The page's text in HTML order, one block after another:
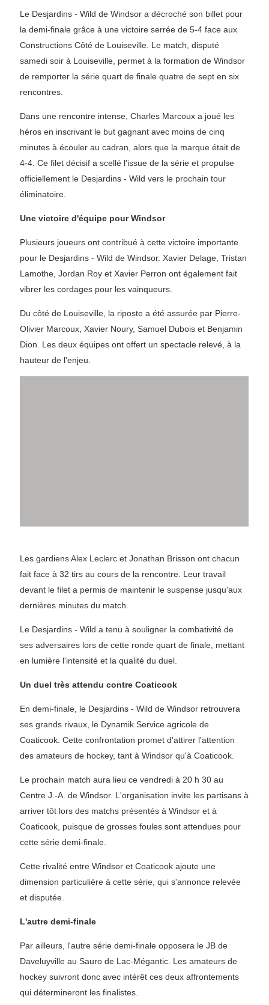
Le Desjardins - Wild de Windsor a décroché son billet pour
la demi-finale grâce à une victoire serrée de 5-4 face aux
Constructions Côté de Louiseville. Le match, disputé
samedi soir à Louiseville, permet à la formation de Windsor
de remporter la série quart de finale quatre de sept en six
rencontres.
Dans une rencontre intense, Charles Marcoux a joué les
héros en inscrivant le but gagnant avec moins de cinq
minutes à écouler au cadran, alors que la marque était de
4-4. Ce filet décisif a scellé l'issue de la série et propulse
officiellement le Desjardins - Wild vers le prochain tour
éliminatoire.
Une victoire d'équipe pour Windsor
Plusieurs joueurs ont contribué à cette victoire importante
pour le Desjardins - Wild de Windsor. Xavier Delage, Tristan
Lamothe, Jordan Roy et Xavier Perron ont également fait
vibrer les cordages pour les vainqueurs.
Du côté de Louiseville, la riposte a été assurée par Pierre-
Olivier Marcoux, Xavier Noury, Samuel Dubois et Benjamin
Dion. Les deux équipes ont offert un spectacle relevé, à la
hauteur de l'enjeu.
Les gardiens Alex Leclerc et Jonathan Brisson ont chacun
fait face à 32 tirs au cours de la rencontre. Leur travail
devant le filet a permis de maintenir le suspense jusqu'aux
dernières minutes du match.
Le Desjardins - Wild a tenu à souligner la combativité de
ses adversaires lors de cette ronde quart de finale, mettant
en lumière l'intensité et la qualité du duel.
Un duel très attendu contre Coaticook
En demi-finale, le Desjardins - Wild de Windsor retrouvera
ses grands rivaux, le Dynamik Service agricole de
Coaticook. Cette confrontation promet d'attirer l'attention
des amateurs de hockey, tant à Windsor qu'à Coaticook.
Le prochain match aura lieu ce vendredi à 20 h 30 au
Centre J.-A. de Windsor. L'organisation invite les partisans à
arriver tôt lors des matchs présentés à Windsor et à
Coaticook, puisque de grosses foules sont attendues pour
cette série demi-finale.
Cette rivalité entre Windsor et Coaticook ajoute une
dimension particulière à cette série, qui s'annonce relevée
et disputée.
L'autre demi-finale
Par ailleurs, l'autre série demi-finale opposera le JB de
Daveluyville au Sauro de Lac-Mégantic. Les amateurs de
hockey suivront donc avec intérêt ces deux affrontements
qui détermineront les finalistes.